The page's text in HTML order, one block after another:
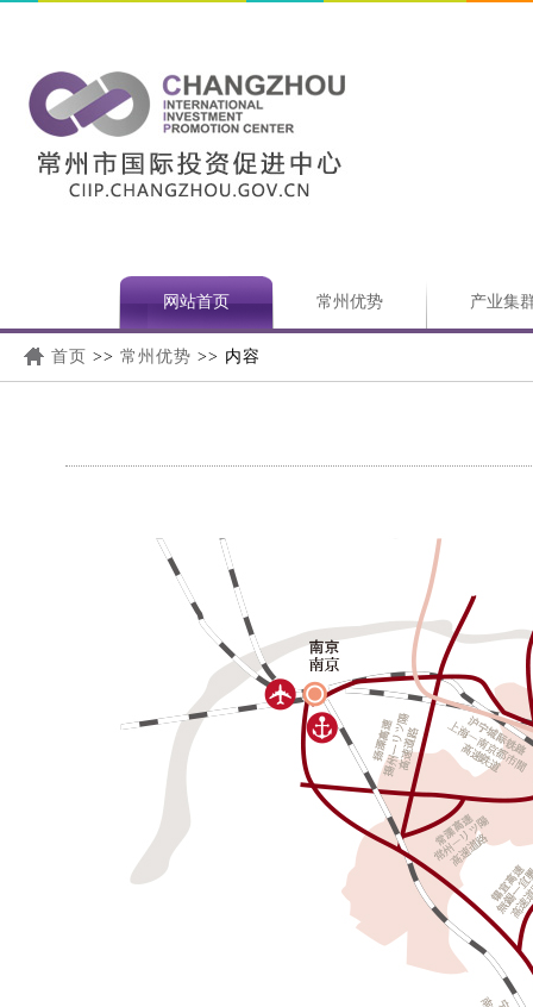
网站首页 常州优势 产业集
首页 >> 常州优势 >> 内容